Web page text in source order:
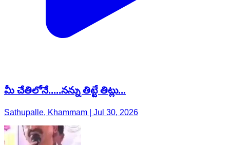
మీ చేతిలోనే.....నన్ను తిట్టే తిట్లు...